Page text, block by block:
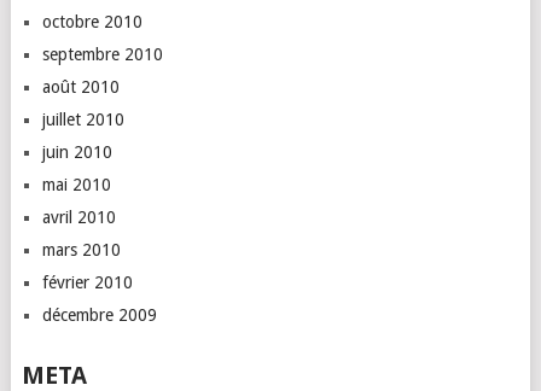
octobre 2010
septembre 2010
août 2010
juillet 2010
juin 2010
mai 2010
avril 2010
mars 2010
février 2010
décembre 2009
META